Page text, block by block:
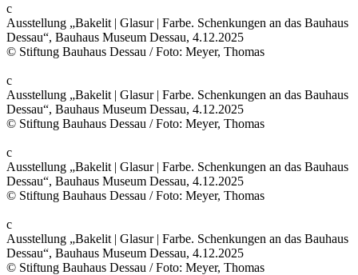
c
Ausstellung „Bakelit | Glasur | Farbe. Schenkungen an das Bauhaus
Dessau“, Bauhaus Museum Dessau, 4.12.2025
© Stiftung Bauhaus Dessau / Foto: Meyer, Thomas
c
Ausstellung „Bakelit | Glasur | Farbe. Schenkungen an das Bauhaus
Dessau“, Bauhaus Museum Dessau, 4.12.2025
© Stiftung Bauhaus Dessau / Foto: Meyer, Thomas
c
Ausstellung „Bakelit | Glasur | Farbe. Schenkungen an das Bauhaus
Dessau“, Bauhaus Museum Dessau, 4.12.2025
© Stiftung Bauhaus Dessau / Foto: Meyer, Thomas
c
Ausstellung „Bakelit | Glasur | Farbe. Schenkungen an das Bauhaus
Dessau“, Bauhaus Museum Dessau, 4.12.2025
© Stiftung Bauhaus Dessau / Foto: Meyer, Thomas